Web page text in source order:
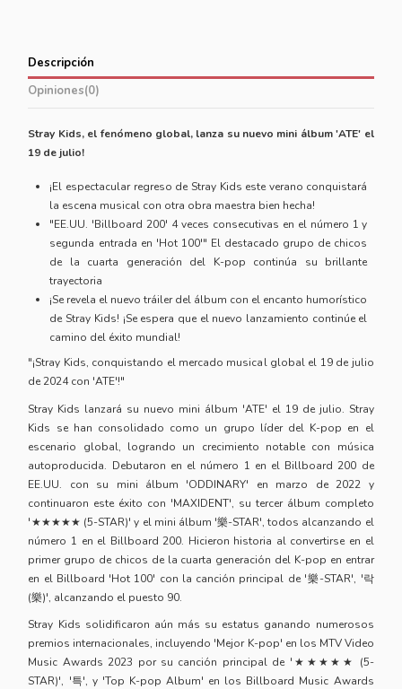
Descripción
Opiniones(0)
Stray Kids, el fenómeno global, lanza su nuevo mini álbum 'ATE' el
19 de julio!
¡El espectacular regreso de Stray Kids este verano conquistará
la escena musical con otra obra maestra bien hecha!
"EE.UU. 'Billboard 200' 4 veces consecutivas en el número 1 y
segunda entrada en 'Hot 100'" El destacado grupo de chicos
de la cuarta generación del K-pop continúa su brillante
trayectoria
¡Se revela el nuevo tráiler del álbum con el encanto humorístico
de Stray Kids! ¡Se espera que el nuevo lanzamiento continúe el
camino del éxito mundial!
"¡Stray Kids, conquistando el mercado musical global el 19 de julio
de 2024 con 'ATE'!"
Stray Kids lanzará su nuevo mini álbum 'ATE' el 19 de julio. Stray
Kids se han consolidado como un grupo líder del K-pop en el
escenario global, logrando un crecimiento notable con música
autoproducida. Debutaron en el número 1 en el Billboard 200 de
EE.UU. con su mini álbum 'ODDINARY' en marzo de 2022 y
continuaron este éxito con 'MAXIDENT', su tercer álbum completo
'★★★★★ (5-STAR)' y el mini álbum '樂-STAR', todos alcanzando el
número 1 en el Billboard 200. Hicieron historia al convertirse en el
primer grupo de chicos de la cuarta generación del K-pop en entrar
en el Billboard 'Hot 100' con la canción principal de '樂-STAR', '락
(樂)', alcanzando el puesto 90.
Stray Kids solidificaron aún más su estatus ganando numerosos
premios internacionales, incluyendo 'Mejor K-pop' en los MTV Video
Music Awards 2023 por su canción principal de '★★★★★ (5-
STAR)', '특', y 'Top K-pop Album' en los Billboard Music Awards